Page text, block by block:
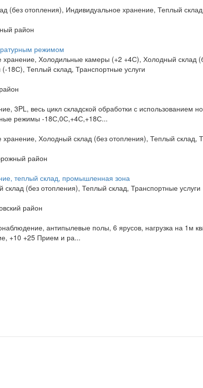
(без отопления), Индивидуальное хранение, Теплый склад
район
режимом
хранение, Холодильные камеры (+2 +4С), Холодный склад
18С), Теплый склад, Транспортные услуги
3PL, весь цикл складской обработки с использованием
режимы -18С,0С,+4С,+18С...
хранение, Холодный склад (без отопления), Теплый склад,
район
теплый склад, промышленная зона
склад (без отопления), Теплый склад, Транспортные услуги
район
антипылевые полы, 6 ярусов, нагрузка на 1м
+10 +25 Прием и ра...